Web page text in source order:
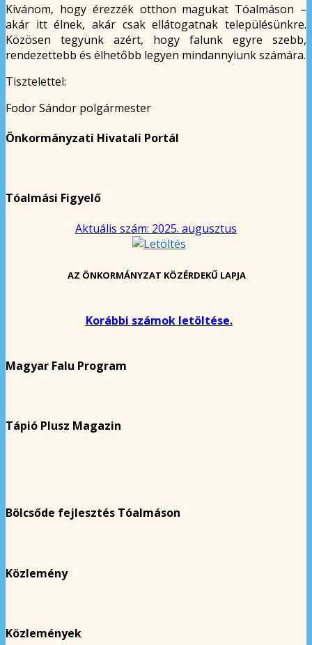
Kívánom, hogy érezzék otthon magukat Tóalmáson –
akár itt élnek, akár csak ellátogatnak településünkre.
Közösen tegyünk azért, hogy falunk egyre szebb,
rendezettebb és élhetőbb legyen mindannyiunk számára.
Tisztelettel:
Fodor Sándor polgármester
Önkormányzati Hivatali Portál
Tóalmási Figyelő
Aktuális szám: 2025. augusztus
AZ ÖNKORMÁNYZAT KÖZÉRDEKŰ LAPJA
Korábbi számok letöltése.
Magyar Falu Program
Tápió Plusz Magazin
Bölcsőde fejlesztés Tóalmáson
Közlemény
Közlemények